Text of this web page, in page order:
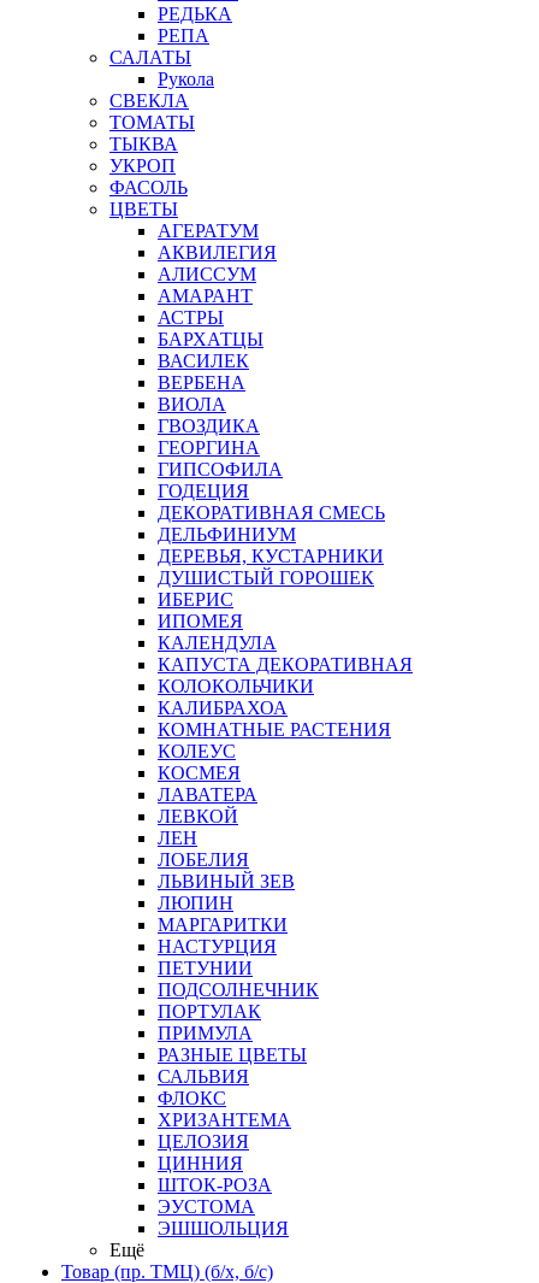
РЕДЬКА
РЕПА
САЛАТЫ
Рукола
СВЕКЛА
ТОМАТЫ
ТЫКВА
УКРОП
ФАСОЛЬ
ЦВЕТЫ
АГЕРАТУМ
АКВИЛЕГИЯ
АЛИССУМ
АМАРАНТ
АСТРЫ
БАРХАТЦЫ
ВАСИЛЕК
ВЕРБЕНА
ВИОЛА
ГВОЗДИКА
ГЕОРГИНА
ГИПСОФИЛА
ГОДЕЦИЯ
ДЕКОРАТИВНАЯ СМЕСЬ
ДЕЛЬФИНИУМ
ДЕРЕВЬЯ, КУСТАРНИКИ
ДУШИСТЫЙ ГОРОШЕК
ИБЕРИС
ИПОМЕЯ
КАЛЕНДУЛА
КАПУСТА ДЕКОРАТИВНАЯ
КОЛОКОЛЬЧИКИ
КАЛИБРАХОА
КОМНАТНЫЕ РАСТЕНИЯ
КОЛЕУС
КОСМЕЯ
ЛАВАТЕРА
ЛЕВКОЙ
ЛЕН
ЛОБЕЛИЯ
ЛЬВИНЫЙ ЗЕВ
ЛЮПИН
МАРГАРИТКИ
НАСТУРЦИЯ
ПЕТУНИИ
ПОДСОЛНЕЧНИК
ПОРТУЛАК
ПРИМУЛА
РАЗНЫЕ ЦВЕТЫ
САЛЬВИЯ
ФЛОКС
ХРИЗАНТЕМА
ЦЕЛОЗИЯ
ЦИННИЯ
ШТОК-РОЗА
ЭУСТОМА
ЭШШОЛЬЦИЯ
Ещё
Товар (пр. ТМЦ) (б/х, б/с)